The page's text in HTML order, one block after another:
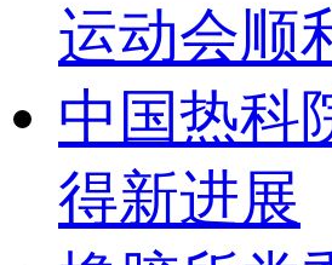
运动会顺
中国热科
得新进展